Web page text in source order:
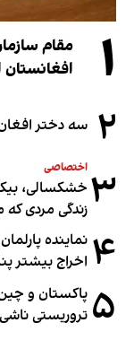
۱
مقام
۲ سه دختر افغان
۳ اختصاصی
خشکسالی،
زندگی مردی که
۴ نماینده
اخراج بیشتر
۵ پاکستان و
تروریستی